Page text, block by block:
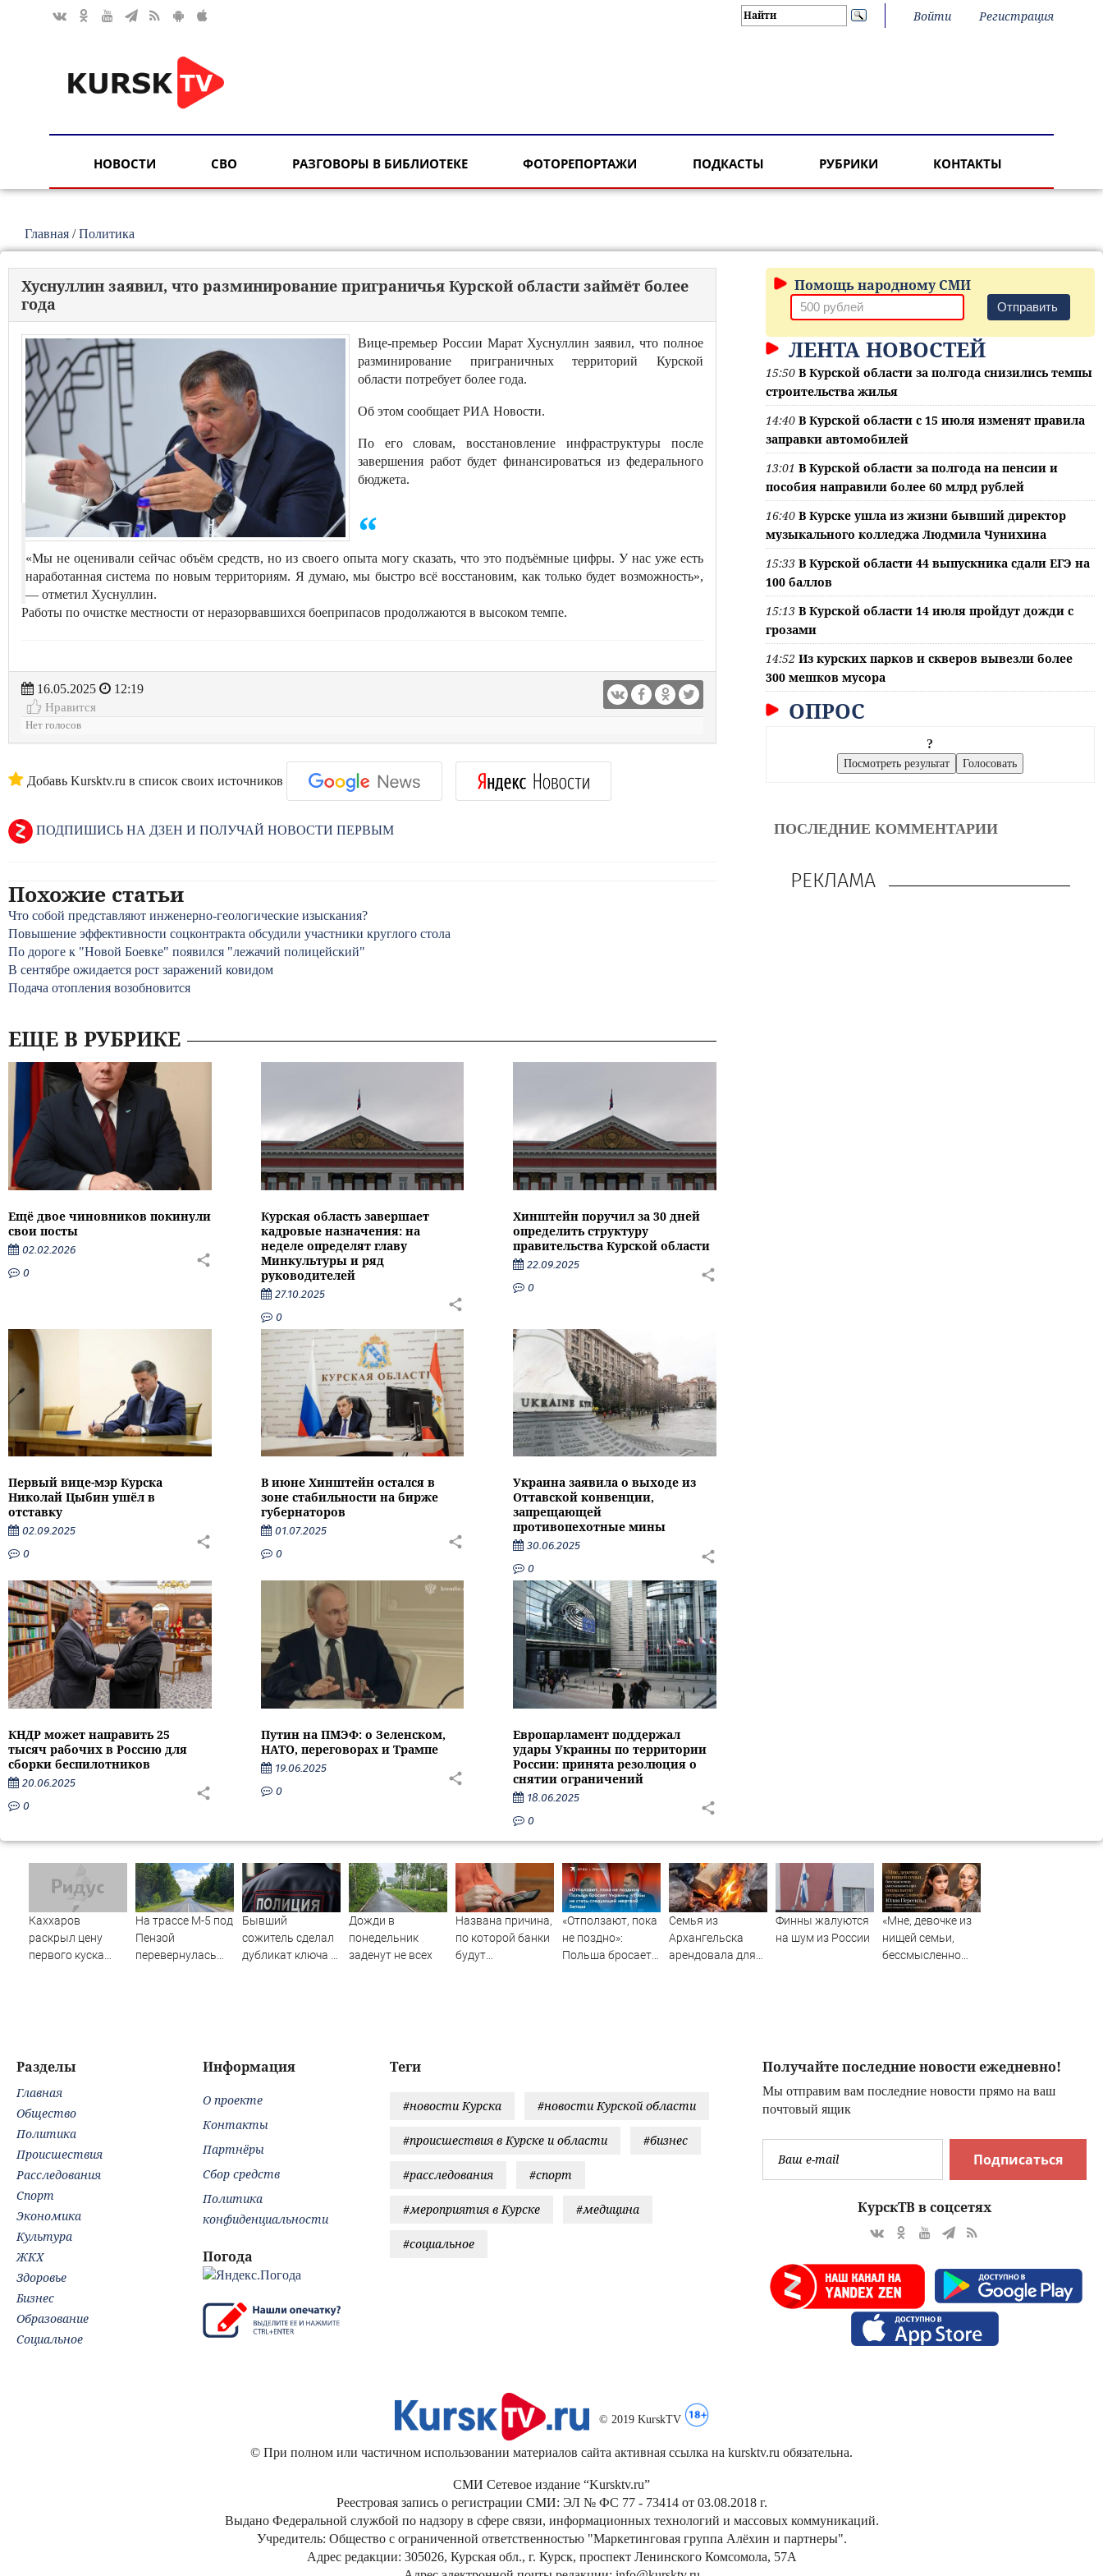
Войти Регистрация
НОВОСТИ СВО РАЗГОВОРЫ В БИБЛИОТЕКЕ ФОТОРЕПОРТАЖИ ПОДКАСТЫ РУБРИКИ КОНТАКТЫ
Главная /Политика
Хуснуллин заявил, что разминирование приграничья Курской области займёт более
года
Вице-премьер России Марат Хуснуллин заявил, что полное
разминирование приграничных территорий Курской
области потребует более года.
Об этом сообщает РИА Новости.
По его словам, восстановление инфраструктуры после
завершения работ будет финансироваться из федерального
бюджета.
«Мы не оценивали сейчас объём средств, но из своего опыта могу сказать, что это подъёмные цифры. У нас уже есть
наработанная система по новым территориям. Я думаю, мы быстро всё восстановим, как только будет возможность»,
— отметил Хуснуллин.
Работы по очистке местности от неразорвавшихся боеприпасов продолжаются в высоком темпе.
16.05.2025
12:19
Нравится
Нет голосов
Добавь Kursktv.ru в список своих источников
ПОДПИШИСЬ НА ДЗЕН И ПОЛУЧАЙ НОВОСТИ ПЕРВЫМ
Похожие статьи
Что собой представляют инженерно-геологические изыскания?
Повышение эффективности соцконтракта обсудили участники круглого стола
По дороге к "Новой Боевке" появился "лежачий полицейский"
В сентябре ожидается рост заражений ковидом
Подача отопления возобновится
ЕЩЕ В РУБРИКЕ
Ещё двое чиновников покинули
свои посты
02.02.2026
0
Курская область завершает
кадровые назначения: на
неделе определят главу
Минкультуры и ряд
руководителей
27.10.2025
0
Хинштейн поручил за 30 дней
определить структуру
правительства Курской области
22.09.2025
0
Первый вице-мэр Курска
Николай Цыбин ушёл в
отставку
02.09.2025
0
В июне Хинштейн остался в
зоне стабильности на бирже
губернаторов
01.07.2025
0
Украина заявила о выходе из
Оттавской конвенции,
запрещающей
противопехотные мины
30.06.2025
0
КНДР может направить 25
тысяч рабочих в Россию для
сборки беспилотников
20.06.2025
0
Путин на ПМЭФ: о Зеленском,
НАТО, переговорах и Трампе
19.06.2025
0
Европарламент поддержал
удары Украины по территории
России: принята резолюция о
снятии ограничений
18.06.2025
0
Помощь народному СМИ
Отправить
ЛЕНТА НОВОСТЕЙ
15:50 В Курской области за полгода снизились темпы
строительства жилья
14:40 В Курской области с 15 июля изменят правила
заправки автомобилей
13:01 В Курской области за полгода на пенсии и
пособия направили более 60 млрд рублей
16:40 В Курске ушла из жизни бывший директор
музыкального колледжа Людмила Чунихина
15:33 В Курской области 44 выпускника сдали ЕГЭ на
100 баллов
15:13 В Курской области 14 июля пройдут дожди с
грозами
14:52 Из курских парков и скверов вывезли более
300 мешков мусора
ОПРОС
?
ПОСЛЕДНИЕ КОММЕНТАРИИ
РЕКЛАМА
Каххаров
раскрыл цену
первого куска
На трассе М-5 под
Пензой
перевернулась
Бывший
сожитель сделал
дубликат ключа и
Дожди в
понедельник
заденут не всех
Названа причина,
по которой банки
будут
«Отползают, пока
не поздно»:
Польша бросает
Семья из
Архангельска
арендовала для
Финны жалуются
на шум из России
«Мне, девочке из
нищей семьи,
бессмысленно
скандала с
поступлением д
Получайте последние новости ежедневно!
Мы отправим вам последние новости прямо на ваш
почтовый ящик
Подписаться
КурскТВ в соцсетях
Теги
#новости Курска #новости Курской области
#происшествия в Курске и области #бизнес
#расследования #спорт
#мероприятия в Курске #медицина
#социальное
Разделы
Главная
Общество
Политика
Происшествия
Расследования
Спорт
Экономика
Культура
ЖКХ
Здоровье
Бизнес
Образование
Социальное
Информация
О проекте
Контакты
Партнёры
Сбор средств
Политика
конфиденциальности
Погода
© 2019 KurskTV
© При полном или частичном использовании материалов сайта активная ссылка на kursktv.ru обязательна.
СМИ Сетевое издание “Kursktv.ru”
Реестровая запись о регистрации СМИ: ЭЛ № ФС 77 - 73414 от 03.08.2018 г.
Выдано Федеральной службой по надзору в сфере связи, информационных технологий и массовых коммуникаций.
Учредитель: Общество с ограниченной ответственностью "Маркетинговая группа Алёхин и партнеры".
Адрес редакции: 305026, Курская обл., г. Курск, проспект Ленинского Комсомола, 57А